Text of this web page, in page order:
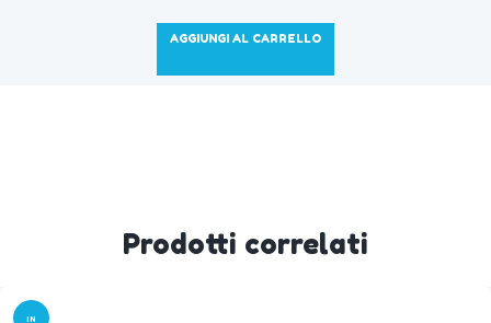
AGGIUNGI AL CARRELLO
Prodotti correlati
IN